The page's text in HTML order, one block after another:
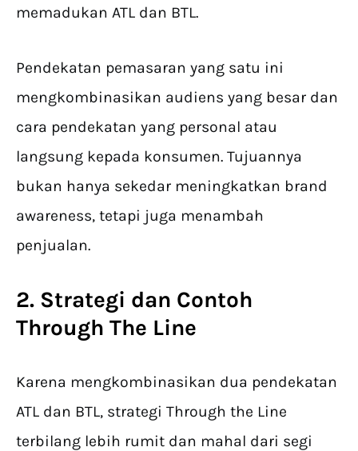
memadukan ATL dan BTL.
Pendekatan pemasaran yang satu ini
mengkombinasikan audiens yang besar dan
cara pendekatan yang personal atau
langsung kepada konsumen. Tujuannya
bukan hanya sekedar meningkatkan brand
awareness, tetapi juga menambah
penjualan.
2. Strategi dan Contoh
Through The Line
Karena mengkombinasikan dua pendekatan
ATL dan BTL, strategi Through the Line
terbilang lebih rumit dan mahal dari segi